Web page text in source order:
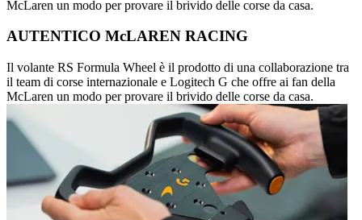
McLaren un modo per provare il brivido delle corse da casa.
AUTENTICO McLAREN RACING
Il volante RS Formula Wheel è il prodotto di una collaborazione tra
il team di corse internazionale e Logitech G che offre ai fan della
McLaren un modo per provare il brivido delle corse da casa.